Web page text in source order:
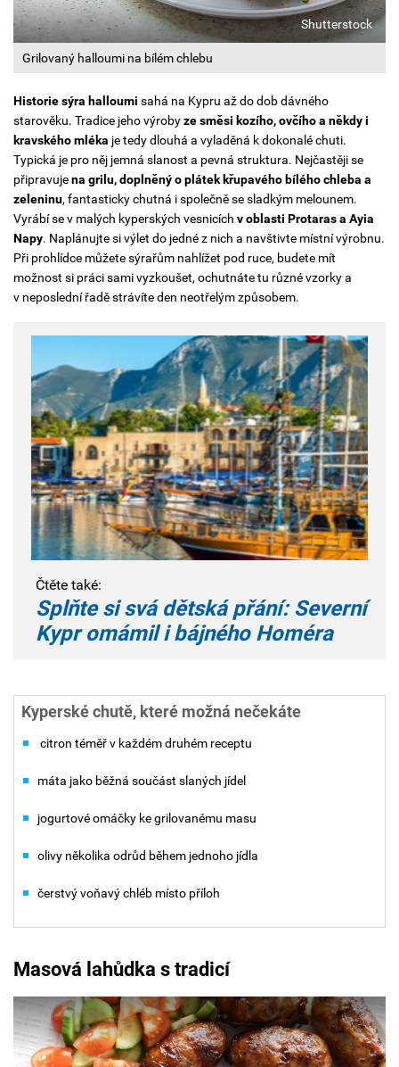
Grilovaný halloumi na bílém chlebu
Shutterstock
Historie sýra halloumi sahá na Kypru až do dob dávného
starověku. Tradice jeho výrobyze směsi kozího, ovčího a někdy i
kravského mléka je tedy dlouhá a vyladěná k dokonalé chuti.
Typická je pro něj jemná slanost a pevná struktura. Nejčastěji se
připravujena grilu, doplněný o plátek křupavého bílého chleba a
zeleninu, fantasticky chutná i společně se sladkým melounem.
Vyrábí se v malých kyperských vesnicích v oblasti Protaras a Ayia
Napy. Naplánujte si výlet do jedné z nich a navštivte místní výrobnu.
Při prohlídce můžete sýrařům nahlížet pod ruce, budete mít
možnost si práci sami vyzkoušet, ochutnáte tu různé vzorky a
v neposlední řadě strávíte den neotřelým způsobem.
Čtěte také:
Splňte si svá dětská přání: Severní
Kypr omámil i bájného Homéra
Kyperské chutě, které možná nečekáte
citron téměř v každém druhém receptu
máta jako běžná součást slaných jídel
jogurtové omáčky ke grilovanému masu
olivy několika odrůd během jednoho jídla
čerstvý voňavý chléb místo příloh
Masová lahůdka s tradicí